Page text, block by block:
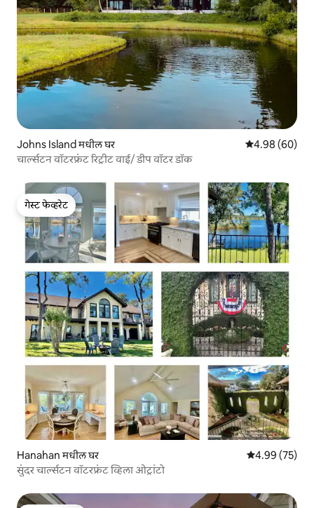
Johns Island मधील घर 5 पैकी 4.98
4.98 (60)
चार्ल्सटन वॉटरफ्रंट रिट्रीट वाई/ डीप वॉटर डॉक
गेस्ट फेव्हरेट
गेस्ट फेव्हरेट
Hanahan मधील घर 5 पैकी 4.99
4.99 (75)
सुंदर चार्ल्सटन वॉटरफ्रंट व्हिला ओट्रांटो